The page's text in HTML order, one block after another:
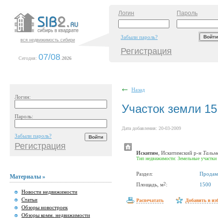
вся недвижимость сибири
Сегодня: 07/08 2026
Логин Пароль
Забыли пароль?
Регистрация
Логин:
Пароль:
Забыли пароль?
Регистрация
Материалы »
Новости недвижимости
Статьи
Обзоры новостроек
Обзоры комм. недвижимости
Назад
Участок земли
Дата добавления: 20-03-2009
Искитим , Искитимский р-н
Тип недвижимости: Земельные участки
Раздел:
Продам
Площадь, м2 : 1500
Распечатать Добавить в